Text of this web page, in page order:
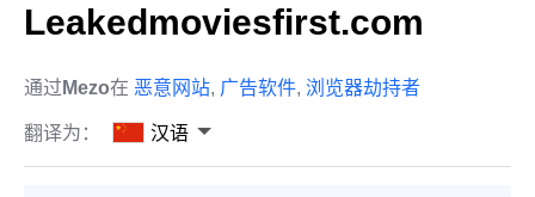
Leakedmoviesfirst.com
通过 Mezo在 恶意网站, 广告软件, 浏览器劫持者
翻译为： 汉语